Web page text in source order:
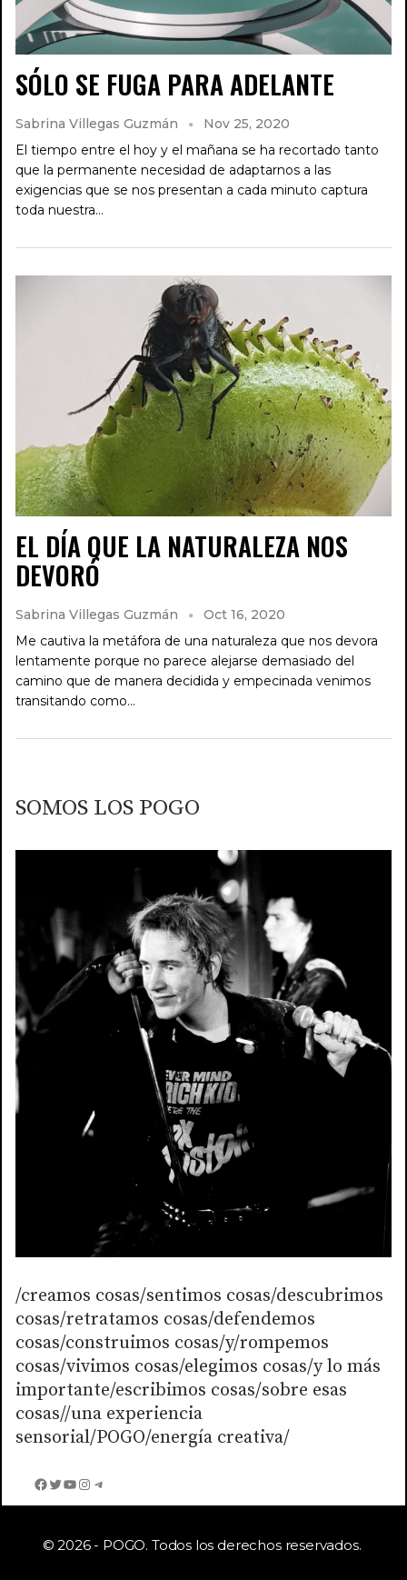
SÓLO SE FUGA PARA ADELANTE
Sabrina Villegas Guzmán
Nov 25, 2020
El tiempo entre el hoy y el mañana se ha recortado tanto
que la permanente necesidad de adaptarnos a las
exigencias que se nos presentan a cada minuto captura
toda nuestra…
EL DÍA QUE LA NATURALEZA NOS
DEVORÓ
Sabrina Villegas Guzmán
Oct 16, 2020
Me cautiva la metáfora de una naturaleza que nos devora
lentamente porque no parece alejarse demasiado del
camino que de manera decidida y empecinada venimos
transitando como…
SOMOS LOS POGO
/creamos cosas/sentimos cosas/descubrimos
cosas/retratamos cosas/defendemos
cosas/construimos cosas/y/rompemos
cosas/vivimos cosas/elegimos cosas/y lo más
importante/escribimos cosas/sobre esas
cosas//una experiencia
sensorial/POGO/energía creativa/
Facebook
Twitter
YouTube
Instagram
Telegram
© 2026 - POGO. Todos los derechos reservados.